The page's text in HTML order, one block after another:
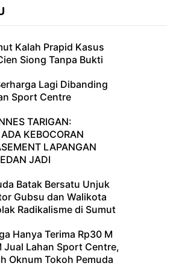
Kalah Prapid Kasus
Siong Tanpa Bukti
Lagi Dibanding
Sport Centre
TARIGAN:
KEBOCORAN
LAPANGAN
JADI
Batak Bersatu Unjuk
Gubsu dan Walikota
Radikalisme di Sumut
Hanya Terima Rp30 M
Jual Lahan Sport Centre,
Oknum Tokoh Pemuda